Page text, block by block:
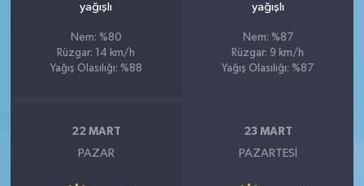
yağışlı
Nem: %80
Rüzgar: 14 km/h
Yağış Olasılığı: %88
yağışlı
Nem: %87
Rüzgar: 9 km/h
Yağış Olasılığı: %87
22 MART
PAZAR
23 MART
PAZARTESI